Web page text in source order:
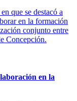
en la